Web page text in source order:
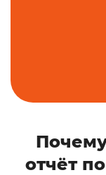
отчёт